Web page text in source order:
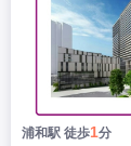
浦和駅 徒歩1分